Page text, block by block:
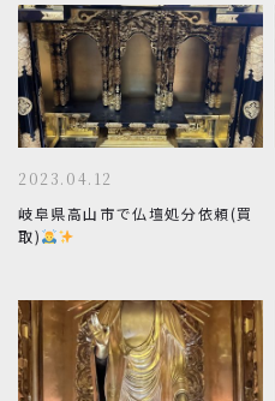
2023.04.12
岐阜県高山市で仏壇処分依頼(買
取)